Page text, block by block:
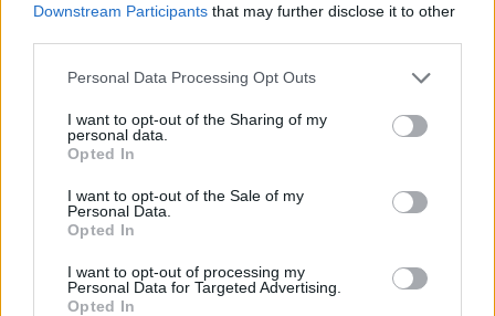
Downstream Participants that may further disclose it to other
Personal Data Processing Opt Outs
I want to opt-out of the Sharing of my
personal data.
Opted In
I want to opt-out of the Sale of my
Personal Data.
Opted In
I want to opt-out of processing my
Personal Data for Targeted Advertising.
Opted In
δολοφονία της Σκωτσέζας
Οι ΗΠΑ αναστέλλουν τις εισαγωγές από τον μεγαλύτερο
23:09
Σε εξέλιξη οι διαδικασίες αποζημιώσεων για τους
πληγέντες